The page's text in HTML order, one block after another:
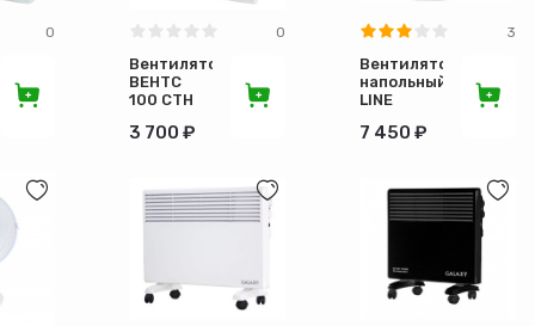
0 0
Вентилятор
ВЕНТС
100 СТН
3 700 ₽
3
Вентилятор
напольный
LINE
7 450 ₽